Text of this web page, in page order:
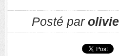
Posté par